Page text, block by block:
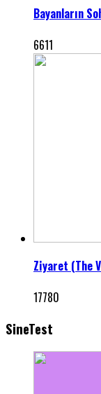
Bayanların
6611
Ziyaret (The
17780
SineTest